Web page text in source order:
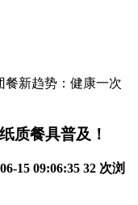
餐新趋势：健康一次
质餐具普及！
15 09:06:35 32 次浏